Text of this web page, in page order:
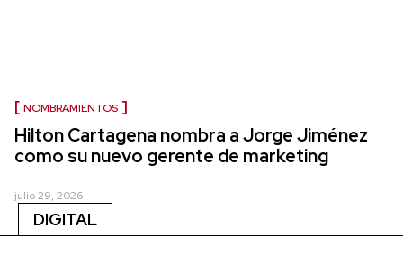
NOMBRAMIENTOS
Hilton Cartagena nombra a Jorge Jiménez
como su nuevo gerente de marketing
julio 29, 2026
DIGITAL